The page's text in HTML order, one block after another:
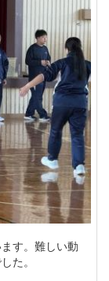
す。難しい動
た。